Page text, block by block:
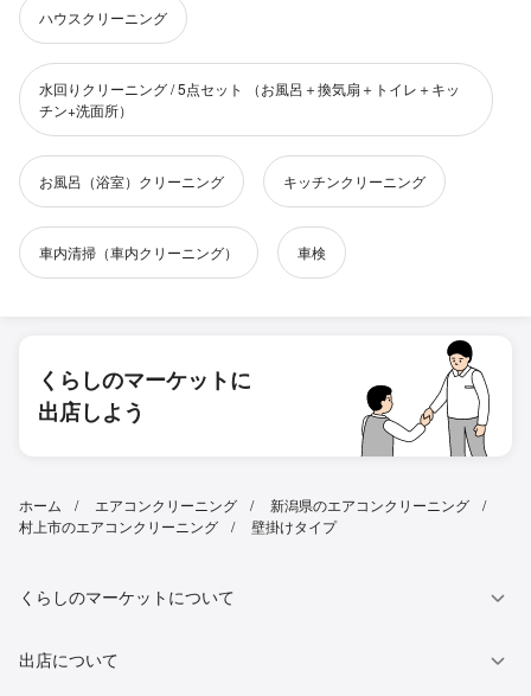
ハウスクリーニング
水回りクリーニング / 5点セット （お風呂＋換気扇＋トイレ＋キッ
チン+洗面所）
お風呂（浴室）クリーニング キッチンクリーニング
車内清掃（車内クリーニング） 車検
くらしのマーケットに
出店しよう
ホーム エアコンクリーニング
新潟県のエアコンクリーニング
村上市のエアコンクリーニング
壁掛けタイプ
くらしのマーケットについて
出店について